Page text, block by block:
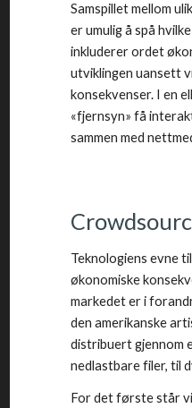
Samspillet mellom
er umulig å spå
inkluderer ordet
utviklingen uansett
konsekvenser. I en
«fjernsyn» få
sammen med
Teknologiens evne
økonomiske
markedet er i
den amerikanske
distribuert gjennom
nedlastbare filer, til
For det første står